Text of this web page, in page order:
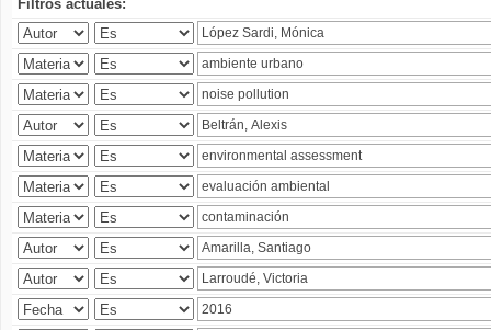
Filtros actuales: